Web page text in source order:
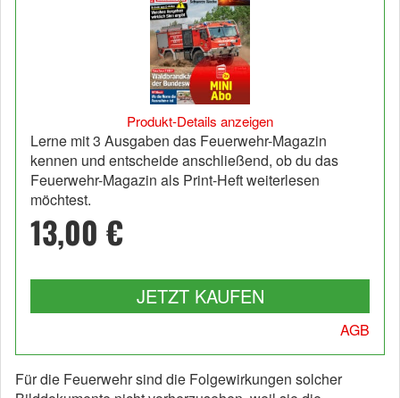
Produkt-Details anzeigen
Lerne mit 3 Ausgaben das Feuerwehr-Magazin
kennen und entscheide anschließend, ob du das
Feuerwehr-Magazin als Print-Heft weiterlesen
möchtest.
13,00 €
JETZT KAUFEN
AGB
Für die Feuerwehr sind die Folgewirkungen solcher